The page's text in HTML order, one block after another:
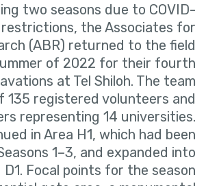
two seasons due to COVID-
the Associates for
(ABR) returned to the field
of 2022 for their fourth
at Tel Shiloh. The team
135 registered volunteers and
representing 14 universities.
in Area H1, which had been
1–3, and expanded into
D1. Focal points for the season